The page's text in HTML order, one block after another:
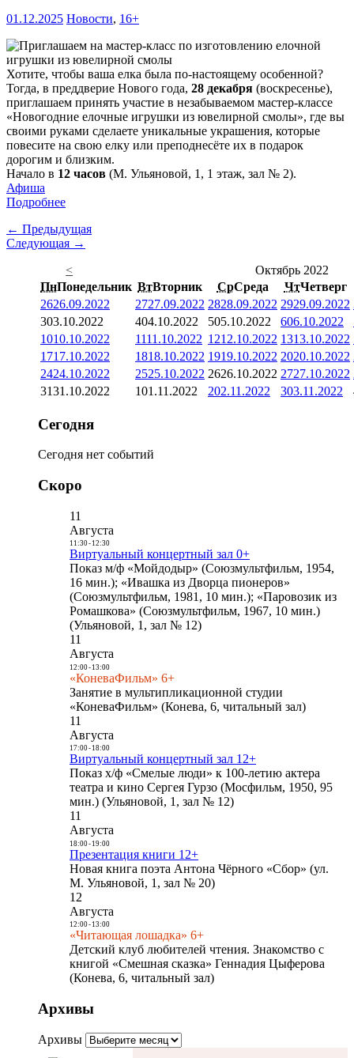
01.12.2025 Новости, 16+
Хотите, чтобы ваша елка была по-настоящему особенной?
Тогда, в преддверие Нового года, 28 декабря (воскресенье),
приглашаем принять участие в незабываемом мастер-классе
«Новогодние елочные игрушки из ювелирной смолы», где вы
своими руками сделаете уникальные украшения, которые
повесите на свою елку или преподнесёте их в подарок
дорогим и близким.
Начало в 12 часов (М. Ульяновой, 1, 1 этаж, зал № 2).
Афиша
Подробнее
← Предыдущая
Следующая →
<
Октябрь 2022
ПнПонедельник ВтВторник СрСреда ЧтЧетверг
2626.09.2022 2727.09.2022 2828.09.2022 2929.09.2022
303.10.2022 404.10.2022 505.10.2022 606.10.2022
1010.10.2022 1111.10.2022 1212.10.2022 1313.10.2022
1717.10.2022 1818.10.2022 1919.10.2022 2020.10.2022
2424.10.2022 2525.10.2022 2626.10.2022 2727.10.2022
3131.10.2022 101.11.2022 202.11.2022 303.11.2022
Сегодня
Сегодня нет событий
Скоро
11
Августа
11:30- 12:30
Виртуальный концертный зал 0+
Показ м/ф «Мойдодыр» (Союзмультфильм, 1954,
16 мин.); «Ивашка из Дворца пионеров»
(Союзмультфильм, 1981, 10 мин.); «Паровозик из
Ромашкова» (Союзмультфильм, 1967, 10 мин.)
(Ульяновой, 1, зал № 12)
11
Августа
12:00- 13:00
«КоневаФильм» 6+
Занятие в мультипликационной студии
«КоневаФильм» (Конева, 6, читальный зал)
11
Августа
17:00- 18:00
Виртуальный концертный зал 12+
Показ х/ф «Смелые люди» к 100-летию актера
театра и кино Сергея Гурзо (Мосфильм, 1950, 95
мин.) (Ульяновой, 1, зал № 12)
11
Августа
18:00- 19:00
Презентация книги 12+
Новая книга поэта Антона Чёрного «Сбор» (ул.
М. Ульяновой, 1, зал № 20)
12
Августа
12:00- 13:00
«Читающая лошадка» 6+
Детский клуб любителей чтения. Знакомство с
книгой «Смешная сказка» Геннадия Цыферова
(Конева, 6, читальный зал)
Архивы
Архивы